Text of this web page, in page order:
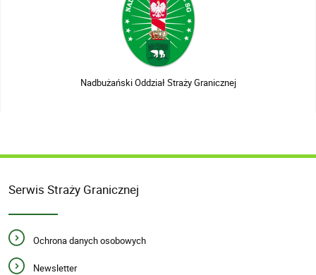
Nadbużański Oddział Straży Granicznej
Serwis Straży Granicznej
Ochrona danych osobowych
Newsletter